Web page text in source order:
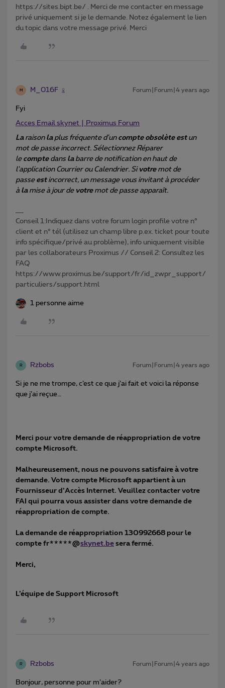
https://sites.bipt.be/ . Merci de me contacter en message
privé uniquement si je le demande. Notez également le lien
du topic dans votre message privé. Merci
M M_016F Forum|Forum|4 years ago
Fyi
Acces Email skynet | Proximus Forum
Laraison laplus fréquente d'un compte obsolète estun
mot de passe incorrect. Sélectionnez Réparer
le comptedans labarre de notification en haut de
l'application Courrier ou Calendrier. Si votremot de
passe estincorrect, un message vous invitant à procéder
à lamise à jour de votremot de passe apparaît.
Conseil 1:Indiquez dans votre forum login profile votre n°
client et n° tél (utilisez un champ libre p.ex. ticket pour toute
info spécifique/privé au problème), info uniquement visible
par les collaborateurs Proximus // Conseil 2: Consultez les
FAQ
https://www.proximus.be/support/fr/id_zwpr_support/
particuliers/support.html
1 personne aime
R Rzbobs Forum|Forum|4 years ago
Si je ne me trompe, c’est ce que j’ai fait et voici la réponse
que j’ai reçue…
Merci pour votre demande de réappropriation de votre
compte Microsoft.
Malheureusement, nous ne pouvons satisfaire à votre
demande. Votre compte Microsoft appartient à un
Fournisseur d’Accès Internet. Veuillez contacter votre
FAI qui pourra vous assister dans votre demande de
réappropriation de compte.
La demande de réappropriation 130992668 pour le
compte fr*****@skynet.be sera fermé.
Merci,
L’équipe de Support Microsoft
R Rzbobs Forum|Forum|4 years ago
Bonjour, personne pour m’aider?